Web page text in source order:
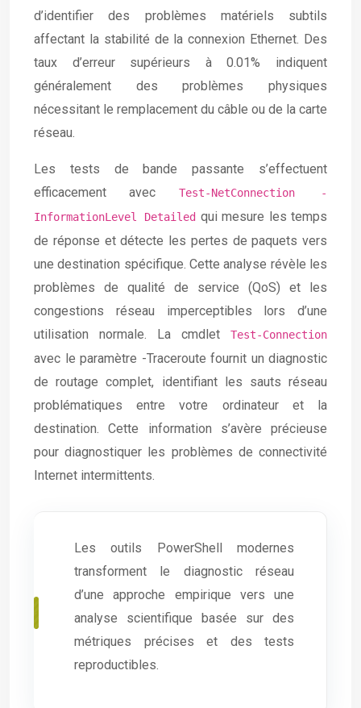
d’identifier des problèmes matériels subtils
affectant la stabilité de la connexion Ethernet. Des
taux d’erreur supérieurs à 0.01% indiquent
généralement des problèmes physiques
nécessitant le remplacement du câble ou de la carte
réseau.
Les tests de bande passante s’effectuent
efficacement avec
Test-NetConnection -
InformationLevel Detailed qui mesure les temps
de réponse et détecte les pertes de paquets vers
une destination spécifique. Cette analyse révèle les
problèmes de qualité de service (QoS) et les
congestions réseau imperceptibles lors d’une
utilisation normale. La cmdlet Test-Connection
avec le paramètre -Traceroute fournit un diagnostic
de routage complet, identifiant les sauts réseau
problématiques entre votre ordinateur et la
destination. Cette information s’avère précieuse
pour diagnostiquer les problèmes de connectivité
Internet intermittents.
Les outils PowerShell modernes
transforment le diagnostic réseau
d’une approche empirique vers une
analyse scientifique basée sur des
métriques précises et des tests
reproductibles.